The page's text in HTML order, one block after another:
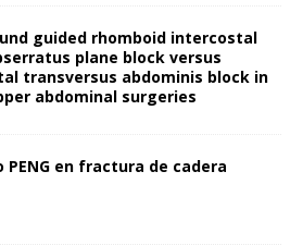
guided rhomboid intercostal
plane block versus
transversus abdominis block in
abdominal surgeries
PENG en fractura de cadera